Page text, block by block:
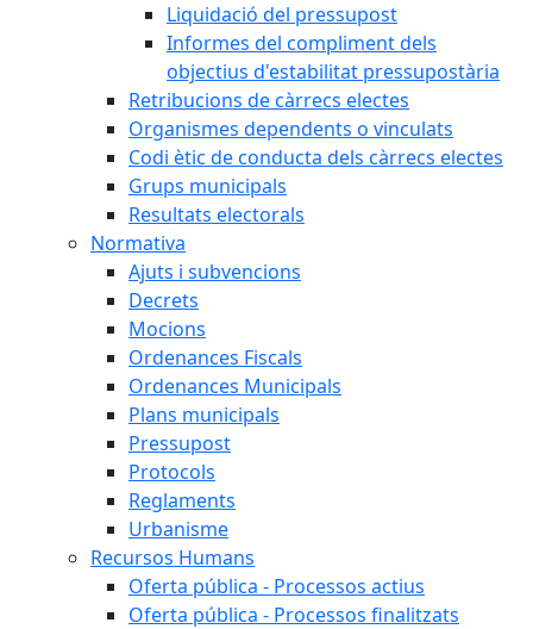
Liquidació del pressupost
Informes del compliment dels
objectius d'estabilitat pressupostària
Retribucions de càrrecs electes
Organismes dependents o vinculats
Codi ètic de conducta dels càrrecs electes
Grups municipals
Resultats electorals
Normativa
Ajuts i subvencions
Decrets
Mocions
Ordenances Fiscals
Ordenances Municipals
Plans municipals
Pressupost
Protocols
Reglaments
Urbanisme
Recursos Humans
Oferta pública - Processos actius
Oferta pública - Processos finalitzats